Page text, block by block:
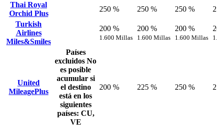
Thai Royal
Orchid Plus
250 % 250 % 250 %
Turkish
Airlines
Miles&Smiles
200 %
1.600 Millas
200 %
1.600 Millas
200 %
1.600 Millas
United
MileagePlus
Países
excluidos No
es posible
acumular si
el destino
está en los
siguientes
países: CU,
VE
200 % 225 % 250 %